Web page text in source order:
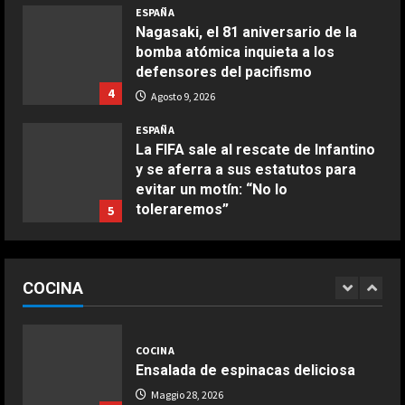
4
ESPAÑA
Nagasaki, el 81 aniversario de la
bomba atómica inquieta a los
defensores del pacifismo
Agosto 9, 2026
5
ESPAÑA
La FIFA sale al rescate de Infantino
y se aferra a sus estatutos para
evitar un motín: “No lo
toleraremos”
“Márquez y yo somos los más
Agosto 9, 2026
ESPAÑA
Jódar no tiene límites: nuevo
COCINA
Buñuelos de alcachofas
Aprile 5, 2026
Ternera guisada con senderuelas
Ensalada de habas y alcachofas con
langostinos
COCINA
Ensalada de espinacas deliciosa
Maggio 28, 2026
alineación en un papel”